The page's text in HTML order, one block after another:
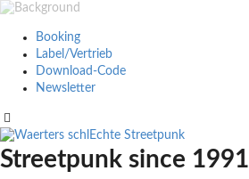
Booking
Label/Vertrieb
Download-Code
Newsletter
Streetpunk since 1991